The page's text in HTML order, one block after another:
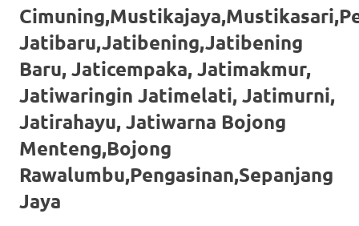
here
now
https://www.domainwatches.com
visit
the
website
fake
Jatibaru,Jatibening,Jatibening
Baru, Jaticempaka, Jatimakmur,
Jatiwaringin Jatimelati, Jatimurni,
Jatirahayu, Jatiwarna Bojong
Menteng,Bojong
Rawalumbu,Pengasinan,Sepanjang
Jaya